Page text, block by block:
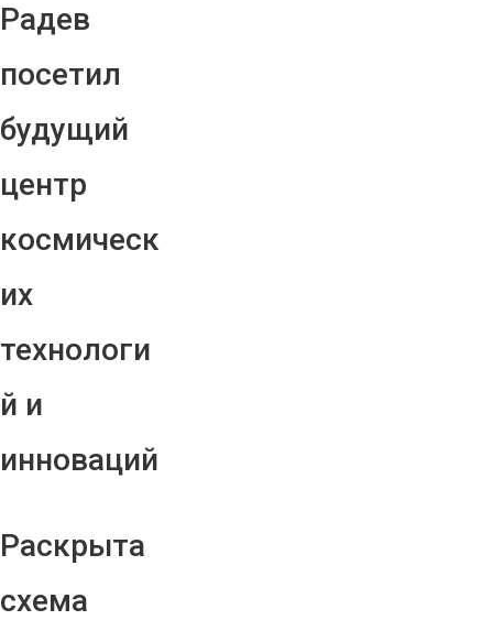
Радев
посетил
будущий
центр
космическ
их
технологи
й и
инноваций
Раскрыта
схема